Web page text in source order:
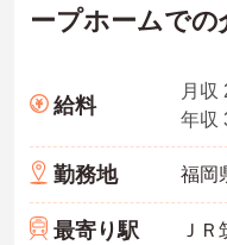
ープホームでの
給料
勤務地
最寄り駅